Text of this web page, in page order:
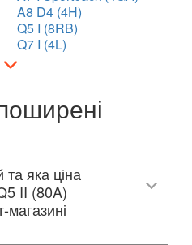
A8 D4 (4H)
Q5 I (8RB)
Q7 I (4L)
та яка ціна
II (80A)
магазині